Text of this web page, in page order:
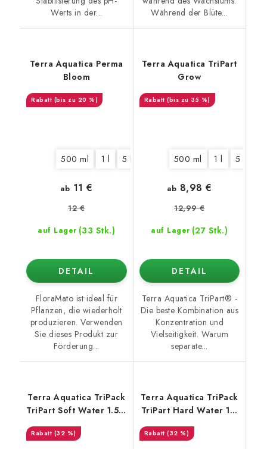
Werts in der...
Während der Blüte...
Terra Aquatica Perma
Bloom
(bis zu 20 %)
500 ml 1 l 5 l
auf Lager (33 Stk.)
ab 11 €
12 €
DETAIL
FloraMato ist ideal für
Pflanzen, die wiederholt
produzieren. Verwenden
Sie dieses Produkt zur
Förderung...
Terra Aquatica TriPart
Grow
(bis zu 35 %)
500 ml 1 l 5 l
auf Lager (27 Stk.)
ab 8,98 €
12,99 €
DETAIL
Terra Aquatica TriPart® -
Die beste Kombination aus
Konzentration und
Vielseitigkeit. Warum
separate...
Terra Aquatica TriPack
TriPart Soft Water 1.5 l,
(32 %)
Terra Aquatica TriPack
TriPart Hard Water 1.5
(32 %)